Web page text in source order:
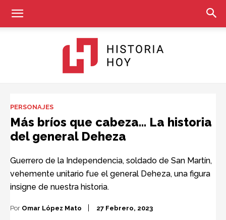
Hoy
PERSONAJES
Más bríos que cabeza… La historia
del general Deheza
Guerrero de la Independencia, soldado de San Martín,
vehemente unitario fue el general Deheza, una figura
insigne de nuestra historia.
Por Omar López Mato 27 Febrero, 2023